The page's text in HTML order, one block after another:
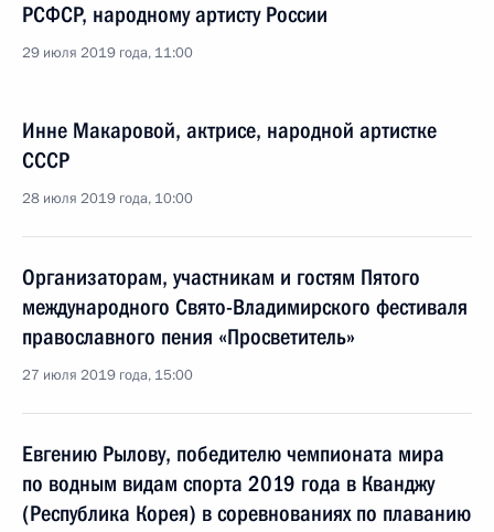
РСФСР, народному артисту России
29 июля 2019 года, 11:00
Инне Макаровой, актрисе, народной артистке
СССР
28 июля 2019 года, 10:00
Организаторам, участникам и гостям Пятого
международного Свято-Владимирского фестиваля
православного пения «Просветитель»
27 июля 2019 года, 15:00
Евгению Рылову, победителю чемпионата мира
по водным видам спорта 2019 года в Кванджу
(Республика Корея) в соревнованиях по плаванию